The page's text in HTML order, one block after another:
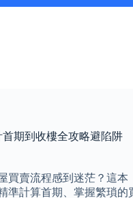
首期到收樓全攻略避陷阱
賣流程感到迷茫？這
計算首期、掌握繁瑣